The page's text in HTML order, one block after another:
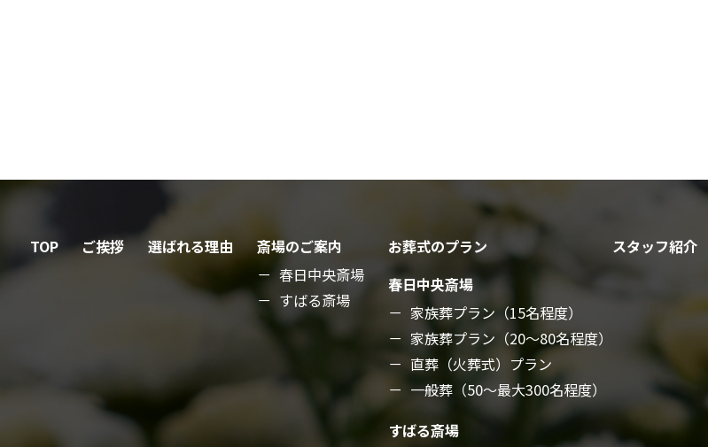
TOP ご挨拶 選ばれる理由
斎場のご案内
春日中央斎場
すばる斎場
お葬式のプラン
春日中央斎場
家族葬プラン（15名程度）
家族葬プラン（20～80名程度）
直葬（火葬式）プラン
一般葬（50～最大300名程度）
すばる斎場
スタッフ紹介